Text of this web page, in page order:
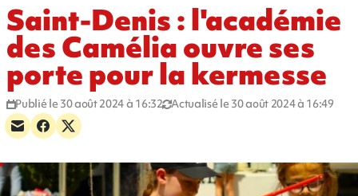
Saint-Denis : l'académie
des Camélia ouvre ses
porte pour la kermesse
Publié le 30 août 2024 à 16:32 Actualisé le 30 août 2024 à 16:49